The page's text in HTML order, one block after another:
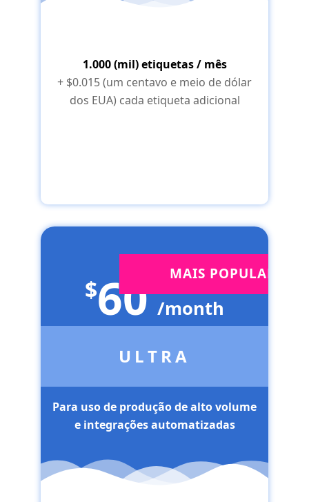
1.000 (mil) etiquetas / mês
+ $0.015 (um centavo e meio de dólar
dos EUA) cada etiqueta adicional
MAIS POPULAR
$60 /month
ULTRA
Para uso de produção de alto volume
e integrações automatizadas